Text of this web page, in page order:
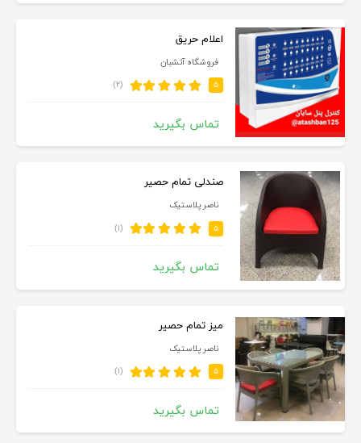
اعلام حریق
فروشگاه آتشبان
۵ (۲)
تماس بگیرید
صندلی تمام حصیر
ناصر پلاستیک
۵ (۱)
تماس بگیرید
میز تمام حصیر
ناصر پلاستیک
۵ (۱)
تماس بگیرید